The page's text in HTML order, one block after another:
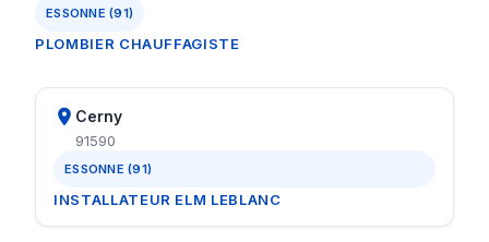
ESSONNE (91)
PLOMBIER CHAUFFAGISTE
Cerny
91590
ESSONNE (91)
INSTALLATEUR ELM LEBLANC